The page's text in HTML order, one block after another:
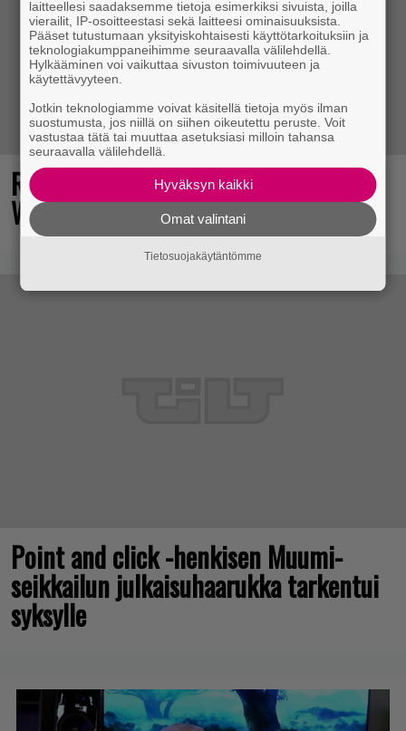
Rallienglanti raikaa kotimaisen
Wreckfest 2:n uudella esittelyvideolla
Point and click -henkisen Muumi-
seikkailun julkaisuhaarukka tarkentui
syksylle
laitteellesi saadaksemme tietoja esimerkiksi sivuista, joilla
vierailit, IP-osoitteestasi sekä laitteesi ominaisuuksista.
Pääset tutustumaan yksityiskohtaisesti käyttötarkoituksiin ja
teknologiakumppaneihimme seuraavalla välilehdellä.
Hylkääminen voi vaikuttaa sivuston toimivuuteen ja
käytettävyyteen.
Jotkin teknologiamme voivat käsitellä tietoja myös ilman
suostumusta, jos niillä on siihen oikeutettu peruste. Voit
vastustaa tätä tai muuttaa asetuksiasi milloin tahansa
seuraavalla välilehdellä.
Hyväksyn kaikki
Omat valintani
Tietosuojakäytäntömme